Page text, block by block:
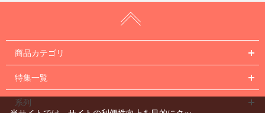
商品カテゴリ
特集一覧
系列